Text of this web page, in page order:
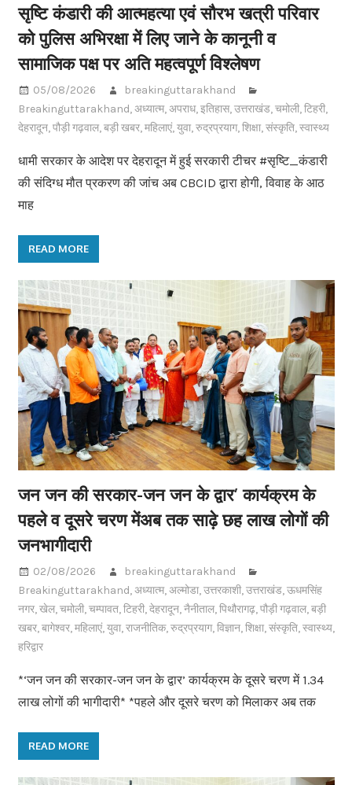
सृष्टि कंडारी की आत्महत्या एवं सौरभ खत्री परिवार
को पुलिस अभिरक्षा में लिए जाने के कानूनी व
सामाजिक पक्ष पर अति महत्वपूर्ण विश्लेषण
05/08/2026
breakinguttarakhand
Breakinguttarakhand,अध्यात्म,अपराध,इतिहास,उत्तराखंड,चमोली,टिहरी,
देहरादून,पौड़ी गढ़वाल,बड़ी खबर,महिलाएं,युवा,रुद्रप्रयाग,शिक्षा,संस्कृति,स्वास्थ्य
धामी सरकार के आदेश पर देहरादून में हुई सरकारी टीचर #सृष्टि_कंडारी
की संदिग्ध मौत प्रकरण की जांच अब CBCID द्वारा होगी, विवाह के आठ
माह
READ MORE
जन जन की सरकार-जन जन के द्वार’ कार्यक्रम के
पहले व दूसरे चरण मेंअब तक साढ़े छह लाख लोगों की
जनभागीदारी
02/08/2026
breakinguttarakhand
Breakinguttarakhand,अध्यात्म,अल्मोडा,उत्तरकाशी,उत्तराखंड,ऊधमसिंह
नगर,खेल,चमोली,चम्पावत,टिहरी,देहरादून,नैनीताल,पिथौरागढ़,पौड़ी गढ़वाल,बड़ी
खबर,बागेश्वर,महिलाएं,युवा,राजनीतिक,रुद्रप्रयाग,विज्ञान,शिक्षा,संस्कृति,स्वास्थ्य,
हरिद्वार
*‘जन जन की सरकार-जन जन के द्वार’ कार्यक्रम के दूसरे चरण में 1.34
लाख लोगों की भागीदारी* *पहले और दूसरे चरण को मिलाकर अब तक
READ MORE